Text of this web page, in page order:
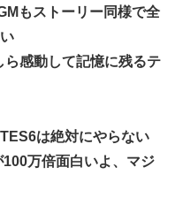
ァンさん、二人とツーショ
マスもAIアイドルを出そう
追って見ると…
Ｐ第２話「蒼翼の乙女」
る奴は全員バカです」→30
もストーリー同様で全
ら感動して記憶に残るテ
は絶対にやらない
万倍面白いよ、マジ